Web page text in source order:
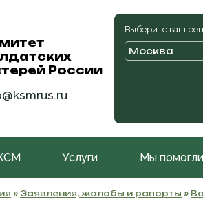
России
Выберите ваш
Москва
Услуги Мы помогли
» Заявления, жалобы и рапорты »